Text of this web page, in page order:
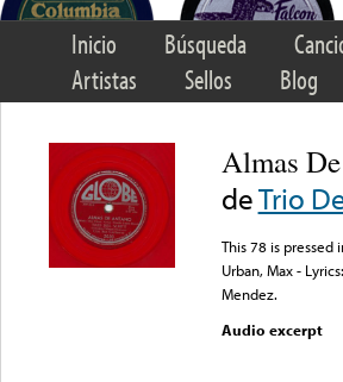
Inicio Búsqueda
Artistas
Sellos Blog
Almas
deTrio
This 78 is pressed
Urban, Max -
Mendez.
Audio excerpt